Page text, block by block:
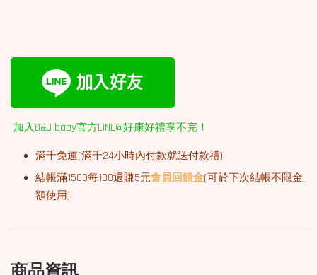
加入D&J baby官方LINE@好康好禮享不完！
滿千免運(滿千24小時內付款就送付款禮)
結帳滿1500每100還賺5元會員回饋金(可於下次結帳不限金
額使用)